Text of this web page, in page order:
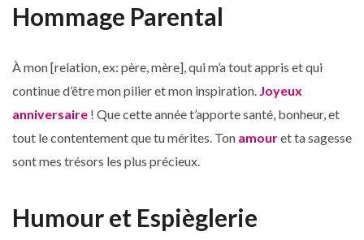
Hommage Parental
À mon [relation, ex: père, mère], qui m’a tout appris et qui
continue d’être mon pilier et mon inspiration. Joyeux
anniversaire ! Que cette année t’apporte santé, bonheur, et
tout le contentement que tu mérites. Ton amouret ta sagesse
sont mes trésors les plus précieux.
Humour et Espièglerie